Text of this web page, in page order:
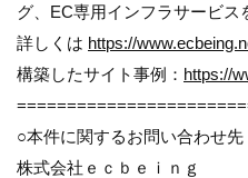
グ、EC専用インフラサービス
詳しくは https://
構築したサイト事例： https://
○本件に関するお問い合わせ先
株式会社ｅｃｂｅｉｎｇ